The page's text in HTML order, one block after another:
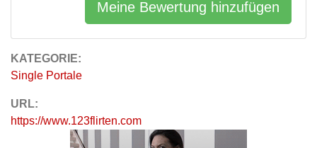
KATEGORIE:
Single Portale
URL:
https://www.123flirten.com
Meine Bewertung hinzufügen